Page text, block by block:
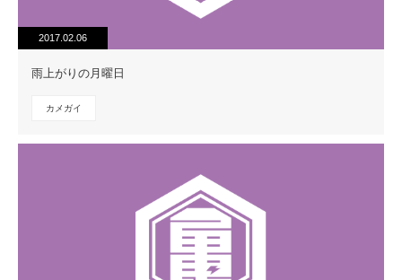
2017.02.06
雨上がりの月曜日
カメガイ